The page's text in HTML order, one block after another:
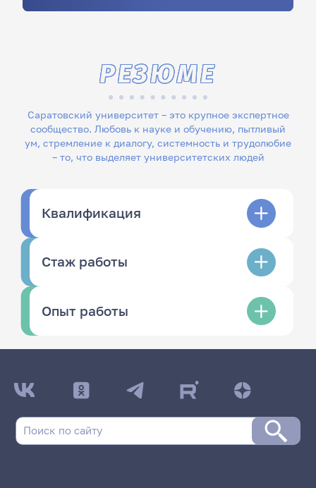
Саратовский университет – это крупное экспертное
сообщество. Любовь к науке и обучению, пытливый
ум, стремление к диалогу, системность и трудолюбие
– то, что выделяет университетских людей
РЕЗЮМЕ
Квалификация
Стаж работы
Опыт работы